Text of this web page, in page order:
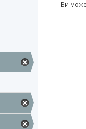
Ви